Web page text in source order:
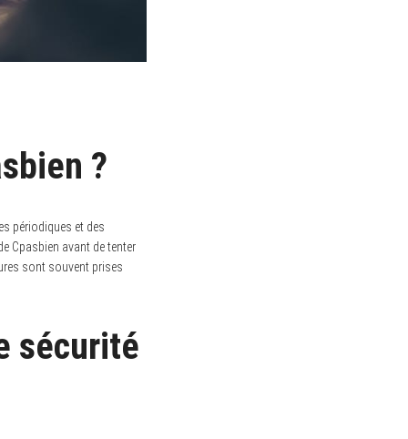
?
périodiques et des
Cpasbien avant de tenter
sont souvent prises
sécurité